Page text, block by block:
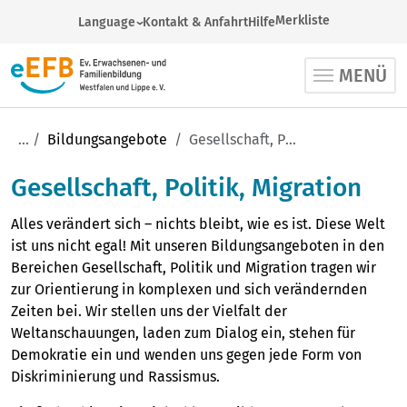
Language
Arabic
English
French
Spanish
Turkish
Ukrainian
Kontakt & AnfahrtHilfeMerkliste
MENÜ
Bildungsangebote Gesellschaft, Politik, Migration
Gesellschaft, Politik, Migration
Alles verändert sich – nichts bleibt, wie es ist. Diese Welt
ist uns nicht egal! Mit unseren Bildungsangeboten in den
Bereichen Gesellschaft, Politik und Migration tragen wir
zur Orientierung in komplexen und sich verändernden
Zeiten bei. Wir stellen uns der Vielfalt der
Weltanschauungen, laden zum Dialog ein, stehen für
Demokratie ein und wenden uns gegen jede Form von
Diskriminierung und Rassismus.
Religion, Lebensgestaltung, Pilgern (1060)
Gesellschaft, Politik, Migration (471)
Familien und Generationen (56)
Kultur und Gesundheit (388)
Beruf und Pädagogik (378)
Sprachen und Schulabschlüsse (66)
Veranstaltungsort auswählen
Umkreis
Regionalstelle auswählen